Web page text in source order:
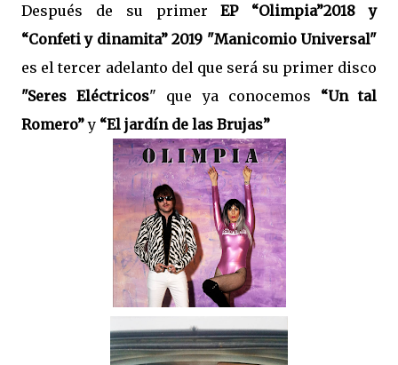
Después de su primerEP “Olimpia”2018 y
“Confeti y dinamita” 2019 "Manicomio Universal"
es el tercer adelanto del que será su primer disco
"Seres Eléctricos" que ya conocemos “Un tal
Romero”y “El jardín de las Brujas”